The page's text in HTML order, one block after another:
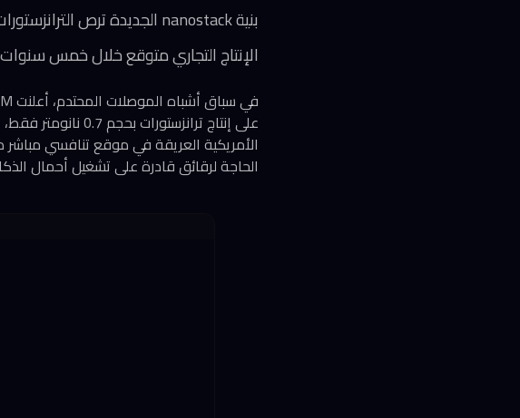
بنية nanostack الجديدة ترص الترانزستورات عمودياً بدلاً من أفقياً لتضاعف الكثافة
الإنتاج التجاري متوقع خلال خمس
على إنتاج
الحاجة لرقائق قادرة على تشغيل أحمال